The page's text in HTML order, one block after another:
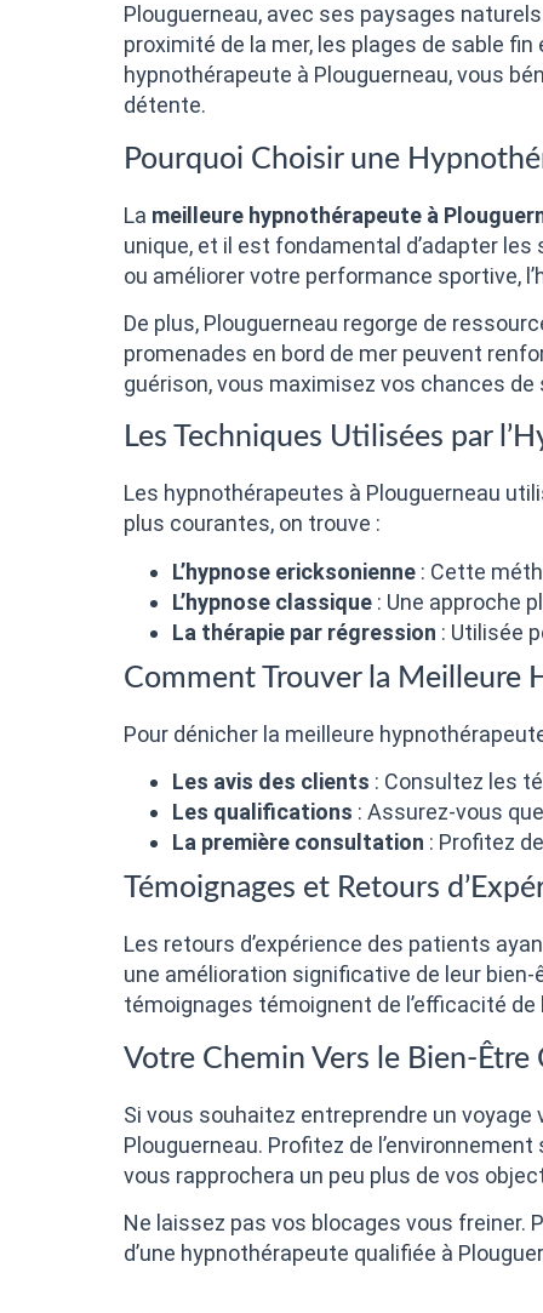
Plouguerneau, avec ses paysages
proximité de la mer, les plages de sable
hypnothérapeute à Plouguerneau, vous
détente.
Pourquoi Choisir une
La meilleure hypnothérapeute à
unique, et il est fondamental d’adapter
ou améliorer votre performance sportive,
De plus, Plouguerneau regorge de
promenades en bord de mer peuvent
guérison, vous maximisez vos chances de
Les Techniques Utilisées par
Les hypnothérapeutes à Plouguerneau
plus courantes, on trouve :
L’hypnose ericksonienne : Cette
L’hypnose classique : Une approche
La thérapie par régression : Utilisée
Comment Trouver la Meilleure
Pour dénicher la meilleure
Les avis des clients : Consultez les
Les qualifications : Assurez-vous
La première consultation : Profitez
Témoignages et Retours
Les retours d’expérience des patients
une amélioration significative de leur
témoignages témoignent de l’efficacité
Votre Chemin Vers le Bien-Être
Si vous souhaitez entreprendre un voyage
Plouguerneau. Profitez de
vous rapprochera un peu plus de vos
Ne laissez pas vos blocages vous freiner.
d’une hypnothérapeute qualifiée à